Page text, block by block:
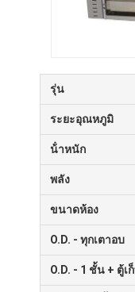
หน้าแรก
รุ่น
ระยะอุณหภูมิ
น้ําหนัก
พลัง
ขนาดห้อง
O.D. - ทุกเตาอบ
O.D. - 1 ชั้น + ตู้เ